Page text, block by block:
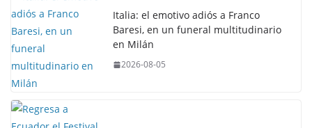
Italia: el emotivo adiós a Franco
Baresi, en un funeral multitudinario
en Milán
2026-08-05